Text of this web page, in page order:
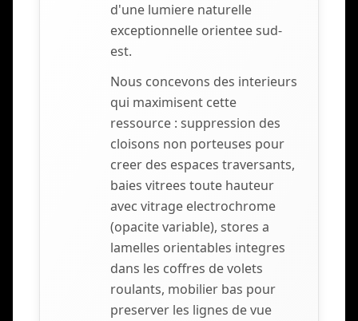
d'une lumiere naturelle
exceptionnelle orientee sud-
est.
Nous concevons des interieurs
qui maximisent cette
ressource : suppression des
cloisons non porteuses pour
creer des espaces traversants,
baies vitrees toute hauteur
avec vitrage electrochrome
(opacite variable), stores a
lamelles orientables integres
dans les coffres de volets
roulants, mobilier bas pour
preserver les lignes de vue